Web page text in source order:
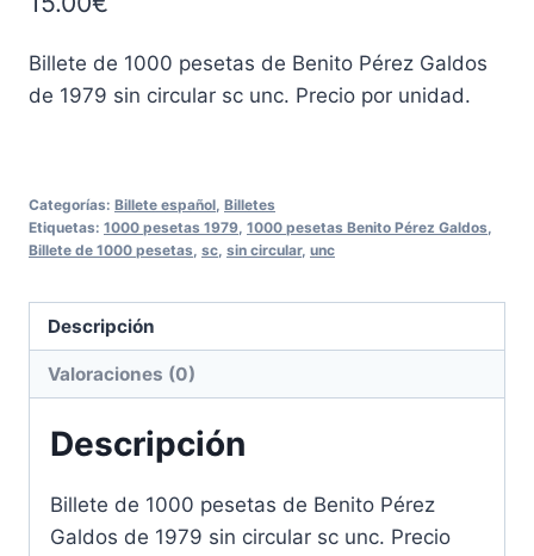
Billete de 1000 pesetas de Benito Pérez Galdos
de 1979 sin circular sc unc. Precio por unidad.
Categorías: Billete español Billetes
Etiquetas: 1000 pesetas 1979 1000 pesetas Benito Pérez Galdos
Billete de 1000 pesetas sc sin circular, unc
Descripción
Valoraciones (0)
Descripción
Billete de 1000 pesetas de Benito Pérez
Galdos de 1979 sin circular sc unc. Precio